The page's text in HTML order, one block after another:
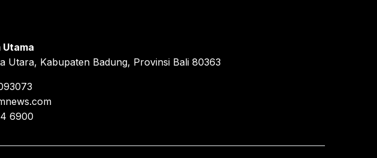
Utama
Utara, Kabupaten Badung, Provinsi Bali 80363
6900